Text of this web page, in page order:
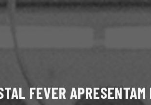
FEVER APRESENTAM